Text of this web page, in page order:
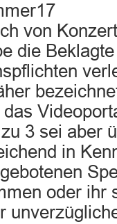
von
die
das
3 sei aber
in
oder ihr